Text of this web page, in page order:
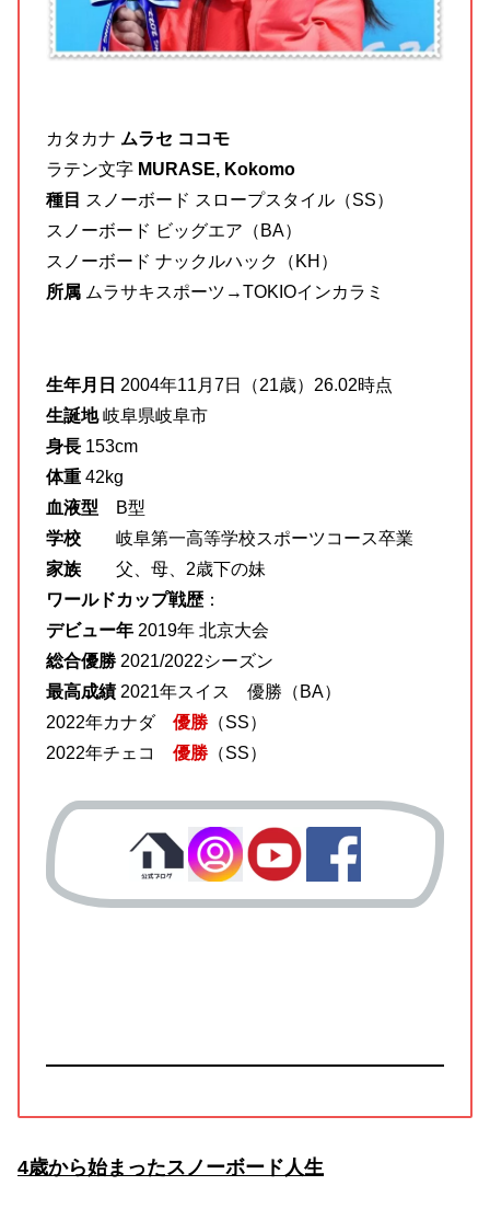
カタカナ ムラセ ココモ
ラテン文字 MURASE, Kokomo
種目 スノーボード スロープスタイル（SS）
スノーボード ビッグエア（BA）
スノーボード ナックルハック（KH）
所属 ムラサキスポーツ→TOKIOインカラミ
生年月日 2004年11月7日（21歳）26.02時点
生誕地岐阜県岐阜市
身長 153cm
体重 42kg
血液型 B型
学校 岐阜第一高等学校スポーツコース卒業
家族
父、母、2歳下の妹
ワールドカップ戦歴：
デビュー年 2019年 北京大会
総合優勝 2021/2022シーズン
最高成績2021年スイス 優勝（BA）
2022年カナダ 優勝 （SS）
2022年チェコ 優勝 （SS）
4歳から始まったスノーボード人生